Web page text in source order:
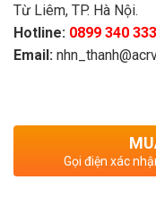
Từ Liêm, TP. Hà Nội.
Hotline: 0899 340 333
Email:
Gọi điện xác